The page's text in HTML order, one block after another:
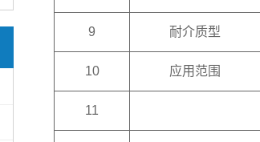
9 耐介质型
10 应用范围
11